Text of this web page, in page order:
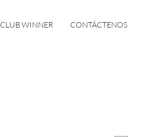
CLUB WINNER CONTÁCTENOS